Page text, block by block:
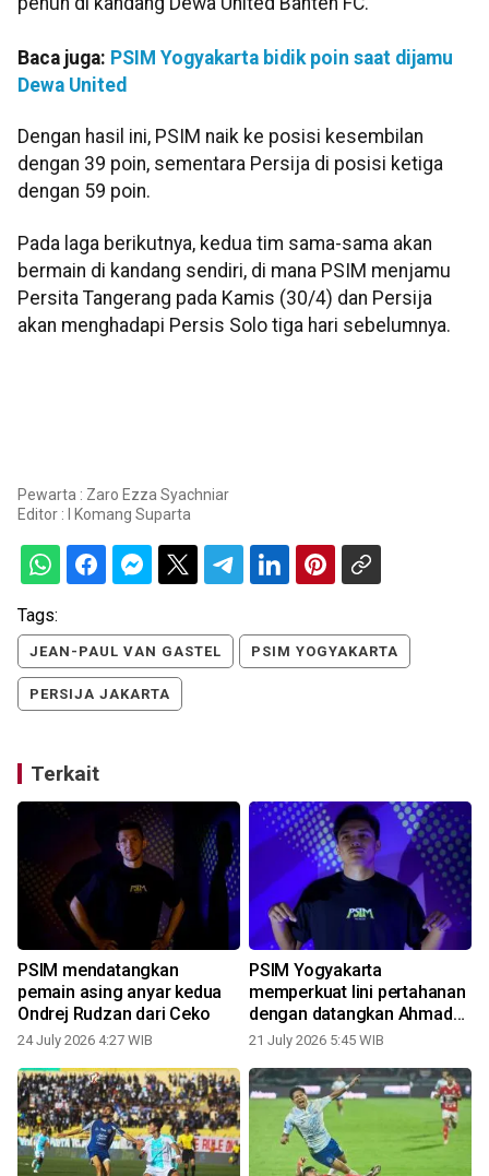
Baca juga: PSIM Yogyakarta bidik poin saat dijamu
Dewa United
Dengan hasil ini, PSIM naik ke posisi kesembilan
dengan 39 poin, sementara Persija di posisi ketiga
dengan 59 poin.
Pada laga berikutnya, kedua tim sama-sama akan
bermain di kandang sendiri, di mana PSIM menjamu
Persita Tangerang pada Kamis (30/4) dan Persija
akan menghadapi Persis Solo tiga hari sebelumnya.
Pewarta : Zaro Ezza Syachniar
Editor :
I Komang Suparta
Tags:
JEAN-PAUL VAN GASTEL PSIM YOGYAKARTA
PERSIJA JAKARTA
Terkait
PSIM mendatangkan
pemain asing anyar kedua
Ondrej Rudzan dari Ceko
24 July 2026 4:27 WIB
PSIM Yogyakarta
memperkuat lini pertahanan
dengan datangkan Ahmad
Agung
21 July 2026 5:45 WIB